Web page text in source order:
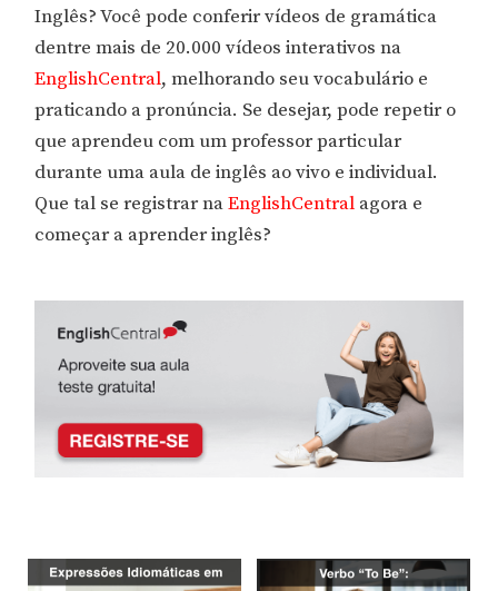
Inglês? Você pode conferir vídeos de gramática
dentre mais de 20.000 vídeos interativos na
EnglishCentral, melhorando seu vocabulário e
praticando a pronúncia. Se desejar, pode repetir o
que aprendeu com um professor particular
durante uma aula de inglês ao vivo e individual.
Que tal se registrar naEnglishCentral agora e
começar a aprender inglês?